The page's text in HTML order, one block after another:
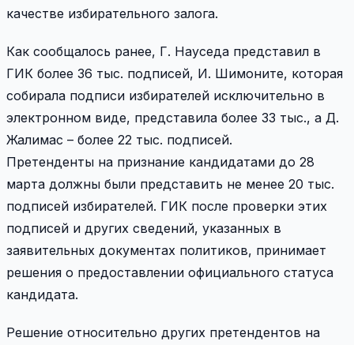
качестве избирательного залога.
Как сообщалось ранее, Г. Науседа представил в
ГИК более 36 тыс. подписей, И. Шимоните, которая
собирала подписи избирателей исключительно в
электронном виде, представила более 33 тыс., а Д.
Жалимас – более 22 тыс. подписей.
Претенденты на признание кандидатами до 28
марта должны были представить не менее 20 тыс.
подписей избирателей. ГИК после проверки этих
подписей и других сведений, указанных в
заявительных документах политиков, принимает
решения о предоставлении официального статуса
кандидата.
Решение относительно других претендентов на